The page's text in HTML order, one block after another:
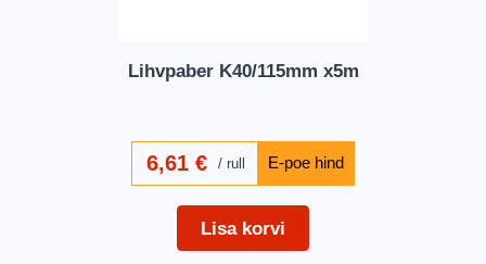
Lihvpaber K40/115mm x5m
6,61€ rull
Lisa korvi